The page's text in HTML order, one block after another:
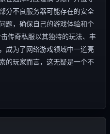
分不良服务器可能存在的安全
题，确保自己的游戏体验和个
传奇私服以其独特的玩法、丰
成为了网络游戏领域中一道亮
的玩家而言，这无疑是一个不